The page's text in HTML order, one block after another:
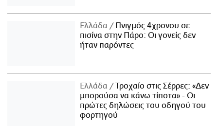
Ελλάδα
Πνιγμός 4χρονου σε
πισίνα στην Πάρο: Οι γονείς δεν
ήταν παρόντες
Ελλάδα
Τροχαίο στις Σέρρες: «Δεν
μπορούσα να κάνω τίποτα» - Οι
πρώτες δηλώσεις του οδηγού του
φορτηγού